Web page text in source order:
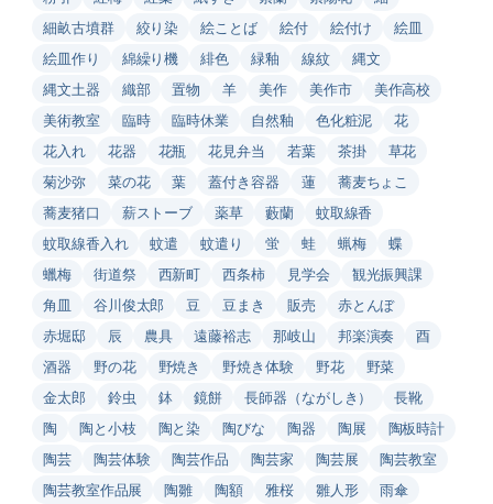
細畝古墳群
絞り染 絵ことば 絵付 絵付け
絵皿
絵皿作り
綿繰り機 緋色 緑釉 線紋
縄文
縄文土器
織部 置物 羊 美作 美作市
美作高校
美術教室
臨時 臨時休業 自然釉 色化粧泥
花
花入れ
花器 花瓶 花見弁当 若葉 茶掛
草花
菊沙弥
菜の花 葉 蓋付き容器 蓮
蕎麦ちょこ
蕎麦猪口
薪ストーブ 薬草 藪蘭
蚊取線香
蚊取線香入れ
蚊遣 蚊遣り 蛍 蛙 蝋梅
蝶
蠟梅
街道祭 西新町 西条柿 見学会
観光振興課
角皿
谷川俊太郎 豆 豆まき 販売
赤とんぼ
赤堀邸
辰 農具 遠藤裕志 那岐山 邦楽演奏
酉
酒器
野の花 野焼き 野焼き体験 野花
野菜
金太郎
鈴虫 鉢 鏡餅 長師器（ながしき）
長靴
陶
陶と小枝 陶と染 陶びな 陶器 陶展
陶板時計
陶芸
陶芸体験 陶芸作品 陶芸家 陶芸展
陶芸教室
陶芸教室作品展
陶雛 陶額 雅桜 雛人形
雨傘